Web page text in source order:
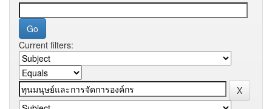
Current filters: